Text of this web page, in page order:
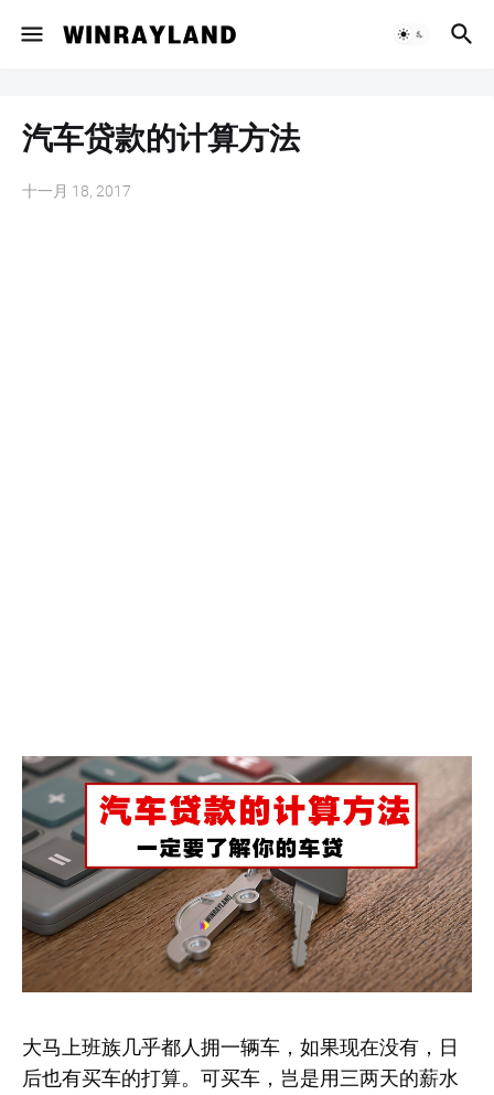
汽车贷款的计算方法
十一月 18, 2017
大马上班族几乎都人拥一辆车，如果现在没有，日
后也有买车的打算。可买车，岂是用三两天的薪水